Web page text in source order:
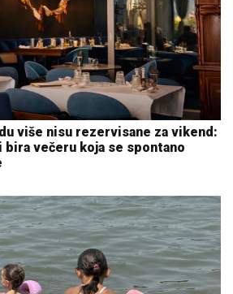
više nisu rezervisane za vikend:
večeru koja se spontano